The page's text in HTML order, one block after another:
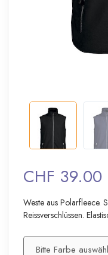
CHF 39.00
Weste aus Polarfleece.
Reissverschlüssen.